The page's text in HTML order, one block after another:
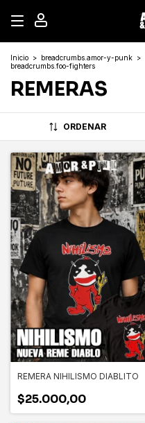
Inicio > breadcrumbs.amor-y-punk >
breadcrumbs.foo-fighters
REMERAS
ORDENAR
REMERA NIHILISMO DIABLITO
$25.000,00